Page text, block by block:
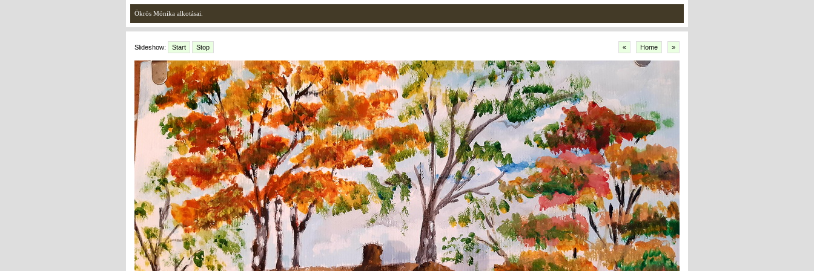
Ökrös Mónika alkotásai.
Slideshow: Start Stop « Home »